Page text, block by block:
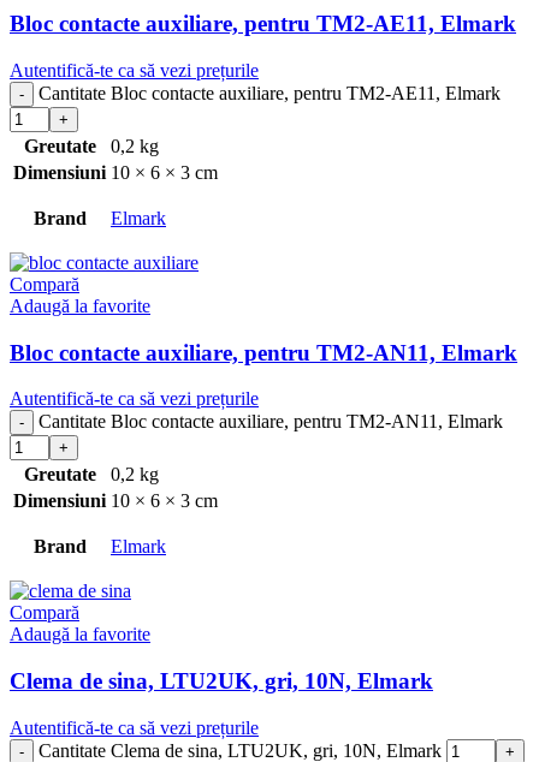
Bloc contacte auxiliare, pentru TM2-AE11, Elmark
Autentifică-te ca să vezi prețurile
Cantitate Bloc contacte auxiliare, pentru TM2-AE11, Elmark
Greutate
0,2 kg
Dimensiuni 10 × 6 × 3 cm
Brand Elmark
Compară
Adaugă la favorite
Bloc contacte auxiliare, pentru TM2-AN11, Elmark
Autentifică-te ca să vezi prețurile
Cantitate Bloc contacte auxiliare, pentru TM2-AN11, Elmark
Greutate
0,2 kg
Dimensiuni 10 × 6 × 3 cm
Brand Elmark
Compară
Adaugă la favorite
Clema de sina, LTU2UK, gri, 10N, Elmark
Autentifică-te ca să vezi prețurile
Cantitate Clema de sina, LTU2UK, gri, 10N, Elmark